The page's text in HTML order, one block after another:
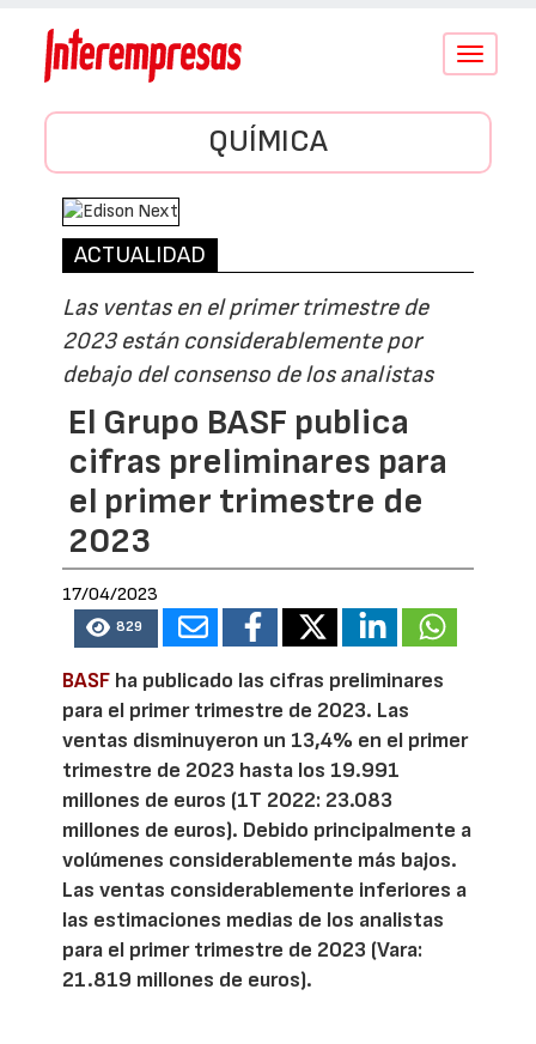
Conmutar
QUÍMICA
ACTUALIDAD
Las ventas en el primer trimestre de
2023 están considerablemente por
debajo del consenso de los analistas
El Grupo BASF publica
cifras preliminares para
el primer trimestre de
2023
17/04/2023
829
BASF ha publicado las cifras preliminares
para el primer trimestre de 2023. Las
ventas disminuyeron un 13,4% en el primer
trimestre de 2023 hasta los 19.991
millones de euros (1T 2022: 23.083
millones de euros). Debido principalmente a
volúmenes considerablemente más bajos.
Las ventas considerablemente inferiores a
las estimaciones medias de los analistas
para el primer trimestre de 2023 (Vara:
21.819 millones de euros).